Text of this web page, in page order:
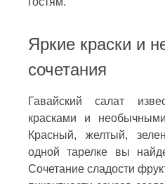
Яркие краски и
сочетания
Гавайский салат
красками и
Красный, желтый,
одной тарелке вы
Сочетание сладости